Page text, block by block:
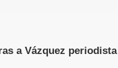
a Vázquez periodista